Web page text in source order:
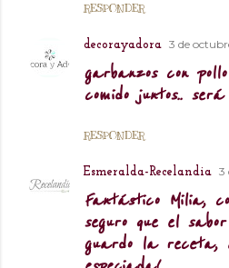
RESPONDER
decorayadora 3 de
garbanzos con
comido juntos.. será
RESPONDER
Esmeralda-Recelandia 3
Fantástico Milia,
seguro que el
guardo la receta,